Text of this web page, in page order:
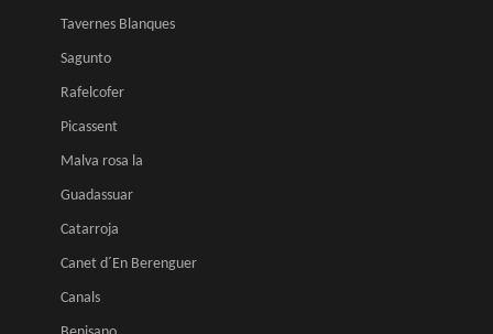
Tavernes Blanques
Sagunto
Rafelcofer
Picassent
Malva rosa la
Guadassuar
Catarroja
Canet d´En Berenguer
Canals